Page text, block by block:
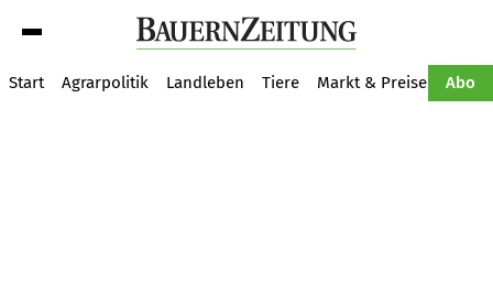
Start Agrarpolitik Landleben Tiere Markt & Preise Abo